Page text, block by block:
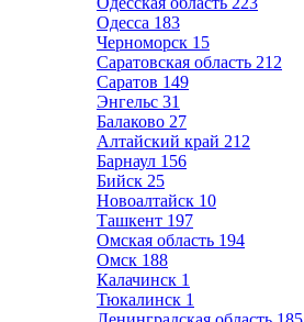
Одесса 183
Черноморск 15
Саратовская область 212
Саратов 149
Энгельс 31
Балаково 27
Алтайский край 212
Барнаул 156
Бийск 25
Новоалтайск 10
Ташкент 197
Омская область 194
Омск 188
Калачинск 1
Тюкалинск 1